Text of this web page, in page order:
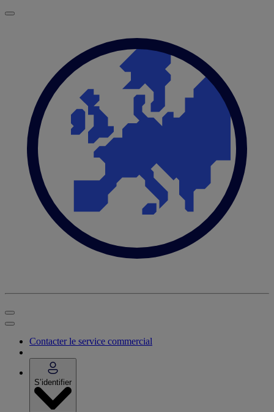
Contacter le service commercial
S’identifier